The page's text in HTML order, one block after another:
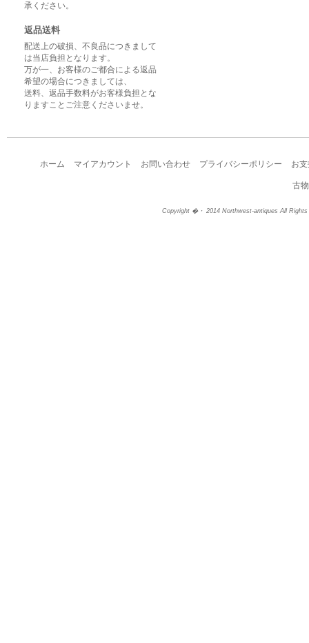
承ください。
返品送料
配送上の破損、不良品につきまして
は当店負担となります。
万が一、お客様のご都合による返品
希望の場合につきましては、
送料、返品手数料がお客様負担とな
りますことご注意くださいませ。
ホーム マイアカウント お問い合わせ プライバシーポリシー お
古
Copyright �・ 2014 Northwest-antiques All